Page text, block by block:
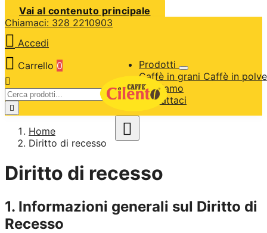
Vai al contenuto principale
Chiamaci: 328 2210903
 Accedi
 Carrello 0
Prodotti
Caffè in grani Caffè in
Chi siamo
Contattaci



Home
Diritto di recesso
Diritto di recesso
1. Informazioni generali sul Diritto di
Recesso